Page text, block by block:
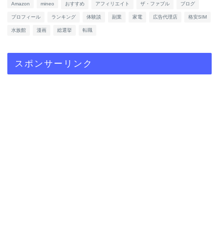
Amazon mineo おすすめ アフィリエイト ザ・ファブル ブログ
プロフィール ランキング 体験談 副業 家電 広告代理店 格安SIM
水族館 漫画 総選挙 転職
スポンサーリンク